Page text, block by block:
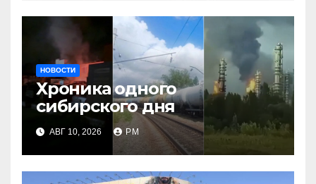
НОВОСТИ
Хроника одного
сибирского дня
АВГ 10, 2026 РМ